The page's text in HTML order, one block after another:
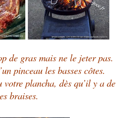
de gras mais ne le jeter pas.
pinceau les basses côtes.
plancha, dès qu’il y a de
braises.